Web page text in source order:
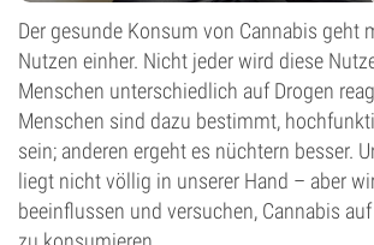
Der gesunde Konsum von Cannabis geht
Nutzen einher. Nicht jeder wird diese
Menschen unterschiedlich auf Drogen
Menschen sind dazu bestimmt,
sein; anderen ergeht es nüchtern besser.
liegt nicht völlig in unserer Hand – aber
beeinflussen und versuchen, Cannabis